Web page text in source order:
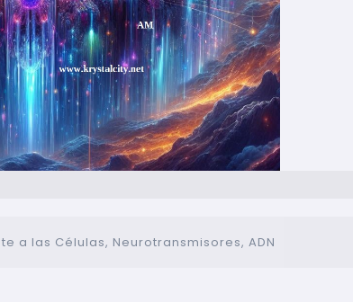
a las Células, Neurotransmisores, ADN